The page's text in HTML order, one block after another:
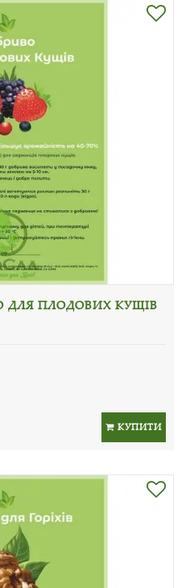
ПЛОДОВИХ КУЩІВ
КУПИТИ